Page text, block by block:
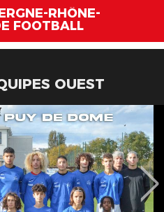
RHÔNE-
FOOTBALL
OUEST